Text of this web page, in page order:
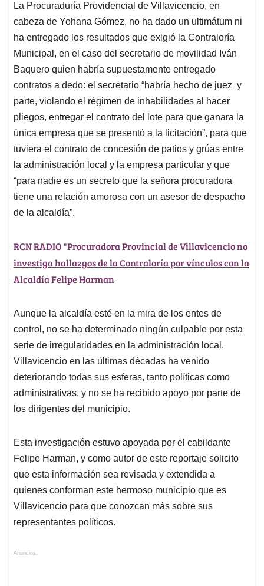
La Procuraduría Providencial de Villavicencio, en
cabeza de Yohana Gómez, no ha dado un ultimátum ni
ha entregado los resultados que exigió la Contraloría
Municipal, en el caso del secretario de movilidad Iván
Baquero quien habría supuestamente entregado
contratos a dedo: el secretario “habría hecho de juez y
parte, violando el régimen de inhabilidades al hacer
pliegos, entregar el contrato del lote para que ganara la
única empresa que se presentó a la licitación”, para que
tuviera el contrato de concesión de patios y grúas entre
la administración local y la empresa particular y que
“para nadie es un secreto que la señora procuradora
tiene una relación amorosa con un asesor de despacho
de la alcaldía”.
RCN RADIO "Procuradora Provincial de Villavicencio no
investiga hallazgos de la Contraloría por vínculos con la
Alcaldía Felipe Harman
Aunque la alcaldía esté en la mira de los entes de
control, no se ha determinado ningún culpable por esta
serie de irregularidades en la administración local.
Villavicencio en las últimas décadas ha venido
deteriorando todas sus esferas, tanto políticas como
administrativas, y no se ha recibido apoyo por parte de
los dirigentes del municipio.
Esta investigación estuvo apoyada por el cabildante
Felipe Harman, y como autor de este reportaje solicito
que esta información sea revisada y extendida a
quienes conforman este hermoso municipio que es
Villavicencio para que conozcan más sobre sus
representantes políticos.
Anuncios.